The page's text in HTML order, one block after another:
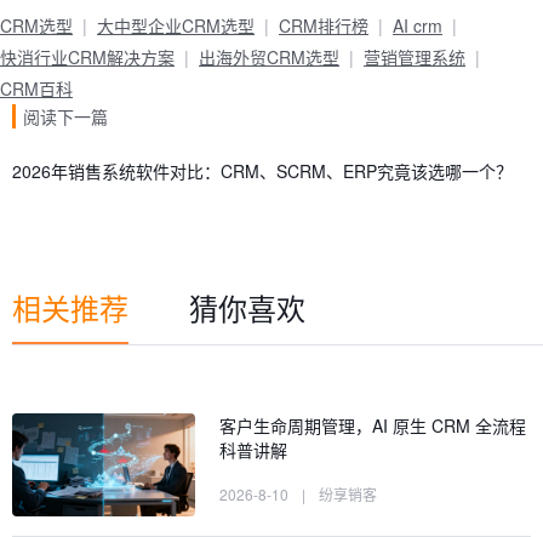
CRM选型
大中型企业CRM选型 CRM排行榜
AI crm
快消行业CRM解决方案
出海外贸CRM选型
营销管理系统
CRM百科
阅读下一篇
2026年销售系统软件对比：CRM、SCRM、ERP究竟该选哪一个？
相关推荐 猜你喜欢
客户生命周期管理，AI 原生 CRM 全流程
科普讲解
2026-8-10 | 纷享销客